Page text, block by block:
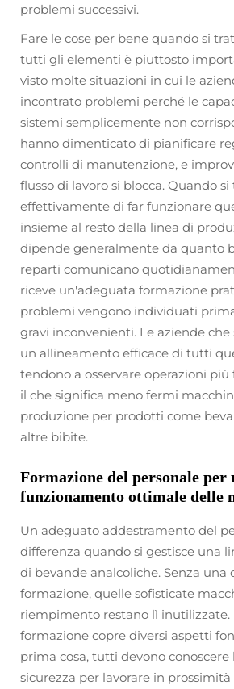
problemi successivi.
Fare le cose per bene quando si
tutti gli elementi è piuttosto
visto molte situazioni in cui le
incontrato problemi perché le
sistemi semplicemente non
hanno dimenticato di pianificare
controlli di manutenzione, e
flusso di lavoro si blocca. Quando si
effettivamente di far funzionare
insieme al resto della linea di
dipende generalmente da quanto
reparti comunicano
riceve un'adeguata formazione
problemi vengono individuati
gravi inconvenienti. Le aziende che
un allineamento efficace di tutti
tendono a osservare operazioni più
il che significa meno fermi
produzione per prodotti come
altre bibite.
Formazione del personale per
funzionamento ottimale delle
Un adeguato addestramento del
differenza quando si gestisce una
di bevande analcoliche. Senza una
formazione, quelle sofisticate
riempimento restano lì inutilizzate.
formazione copre diversi aspetti
prima cosa, tutti devono conoscere
sicurezza per lavorare in